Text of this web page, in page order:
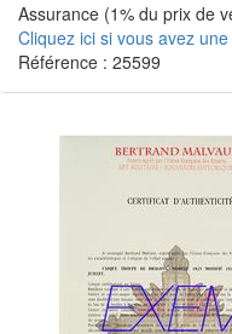
Assurance (1% du prix de
Cliquez ici si vous avez
Référence : 25599